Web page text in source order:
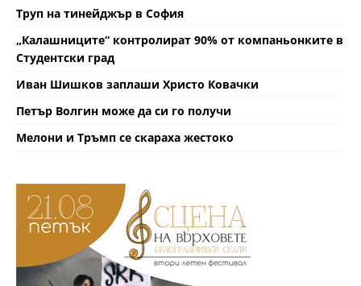
Труп на тинейджър в София
„Калашниците“ контролират 90% от компаньонките в
Студентски град
Иван Шишков заплаши Христо Ковачки
Петър Волгин може да си го получи
Мелони и Тръмп се скараха жестоко